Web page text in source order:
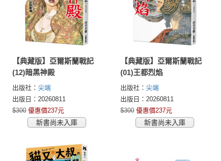
【典藏版】亞爾斯蘭戰記
(12)暗黑神殿
出版社： 尖端
出版日：20260811
$300 優惠價237元
新書尚未入庫
【典藏版】亞爾斯蘭戰記
(01)王都烈焰
出版社： 尖端
出版日：20260811
$300 優惠價237元
新書尚未入庫